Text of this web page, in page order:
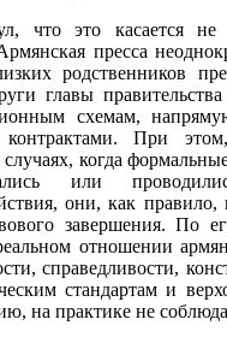
что это касается не
пресса
родственников
главы
схемам,
контрактами. При
когда
или
они, как
завершения. По
отношении
справедливости,
стандартам и
на практике не